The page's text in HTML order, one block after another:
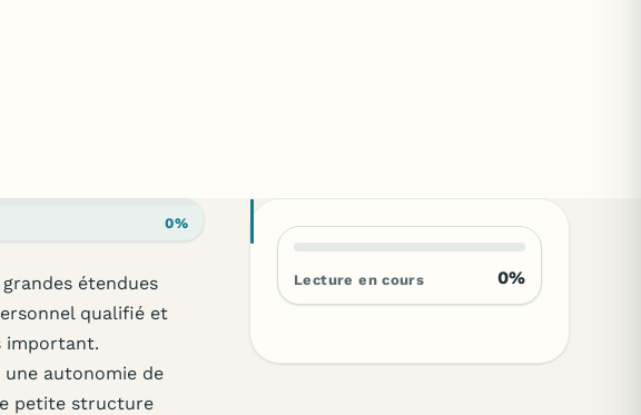
0%
étendues
qualifié et
important.
une autonomie de
petite structure
Lecture en cours 0%